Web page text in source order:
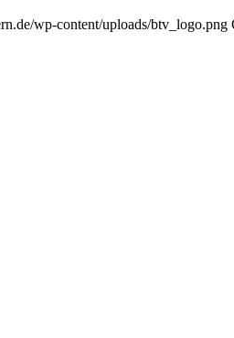
wp-content/uploads/btv_logo.png